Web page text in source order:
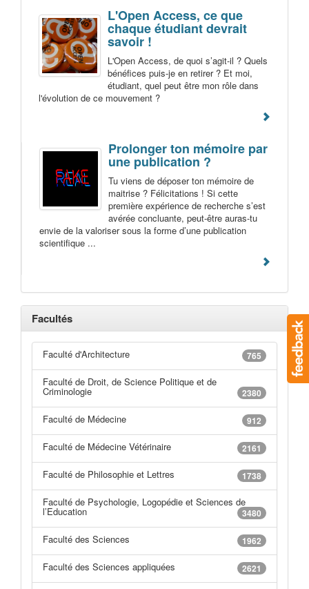
L'Open Access, ce que
chaque étudiant devrait
savoir !
L'Open Access, de quoi s’agit-il ? Quels
bénéfices puis-je en retirer ? Et moi,
étudiant, quel peut être mon rôle dans
l'évolution de ce mouvement ?
Prolonger ton mémoire par
une publication ?
Tu viens de déposer ton mémoire de
maitrise ? Félicitations ! Si cette
première expérience de recherche s’est
avérée concluante, peut-être auras-tu
envie de la valoriser sous la forme d’une publication
scientifique ...
Facultés
Faculté d'Architecture 765
Faculté de Droit, de Science Politique et de
Criminologie 2380
Faculté de Médecine 912
Faculté de Médecine Vétérinaire 2161
Faculté de Philosophie et Lettres 1738
Faculté de Psychologie, Logopédie et Sciences de
l’Education 3480
Faculté des Sciences 1962
Faculté des Sciences appliquées 2621